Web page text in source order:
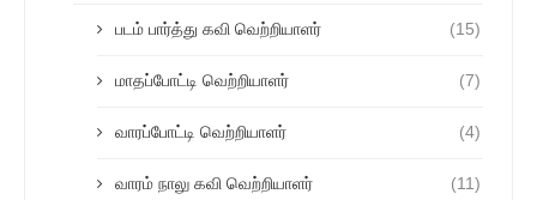
படம் பார்த்து கவி வெற்றியாளர் (15)
மாதப்போட்டி வெற்றியாளர் (7)
வாரப்போட்டி வெற்றியாளர் (4)
வாரம் நாலு கவி வெற்றியாளர் (11)